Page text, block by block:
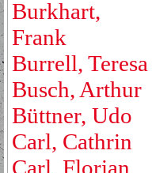
Burkhart,
Frank
Burrell, Teresa
Busch, Arthur
Büttner, Udo
Carl, Cathrin
Carl, Florian